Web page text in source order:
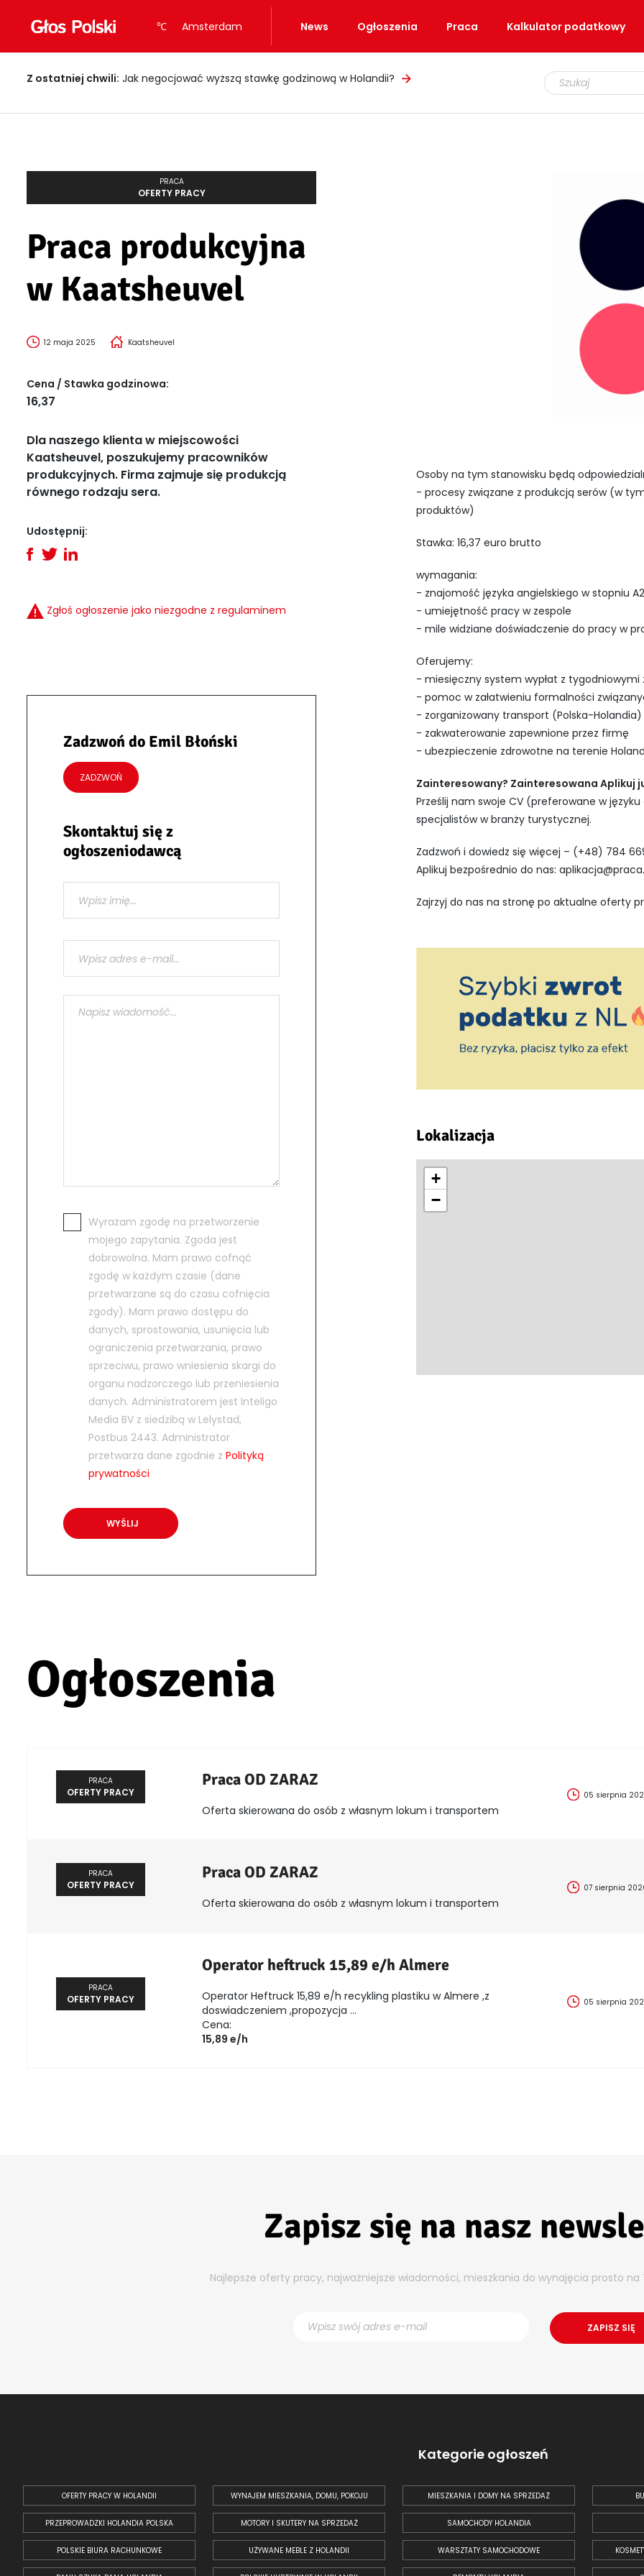
℃ Amsterdam News Ogłoszenia Praca Kalkulator podatkowy
Z ostatniej chwili: Jak negocjować wyższą stawkę godzinową w Holandii?
PRACA
OFERTY PRACY
Praca produkcyjna
w Kaatsheuvel
12 maja 2025 Kaatsheuvel
Cena / Stawka godzinowa:
16,37
Dla naszego klienta w miejscowości
Kaatsheuvel, poszukujemy pracowników
produkcyjnych. Firma zajmuje się produkcją
równego rodzaju sera.
Udostępnij:
Zgłoś ogłoszenie jako niezgodne z regulaminem
Zadzwoń do Emil Błoński
ZADZWOŃ
Skontaktuj się z
ogłoszeniodawcą
Wyrażam zgodę na przetworzenie
mojego zapytania. Zgoda jest
dobrowolna. Mam prawo cofnąć
zgodę w każdym czasie (dane
przetwarzane są do czasu cofnięcia
zgody). Mam prawo dostępu do
danych, sprostowania, usunięcia lub
ograniczenia przetwarzania, prawo
sprzeciwu, prawo wniesienia skargi do
organu nadzorczego lub przeniesienia
danych. Administratorem jest Inteligo
Media BV z siedzibą w Lelystad,
Postbus 2443. Administrator
przetwarza dane zgodnie z Polityką
prywatności
Osoby na tym stanowisku będą
- procesy związane z produkcją serów (w
produktów)
Stawka: 16,37 euro brutto
wymagania:
- znajomość języka angielskiego w stopniu
- umiejętność pracy w zespole
- mile widziane doświadczenie do pracy w
Oferujemy:
- miesięczny system wypłat z tygodniowymi
- pomoc w załatwieniu formalności
- zorganizowany transport (Polska-
- zakwaterowanie zapewnione przez firmę
- ubezpieczenie zdrowotne na terenie
Zainteresowany? Zainteresowana Aplikuj
Prześlij nam swoje CV (preferowane w
specjalistów w branży turystycznej.
Zadzwoń i dowiedz się więcej – (+48) 784
Aplikuj bezpośrednio do nas:
Zajrzyj do nas na stronę po aktualne oferty
Lokalizacja
+
−
Ogłoszenia
PRACA
OFERTY PRACY
Praca OD ZARAZ
Oferta skierowana do osób z własnym lokum i transportem
05 sierpnia
PRACA
OFERTY PRACY
Praca OD ZARAZ
Oferta skierowana do osób z własnym lokum i transportem
07 sierpnia
PRACA
OFERTY PRACY
Operator heftruck 15,89 e/h Almere
Operator Heftruck 15,89 e/h recykling plastiku w Almere ,z
doswiadczeniem ,propozycja ...
Cena:
15,89 e/h
05 sierpnia
Zapisz się na nasz
Najlepsze oferty pracy, najważniejsze wiadomości, mieszkania do wynajęcia prosto na
Kategorie ogłoszeń
OFERTY PRACY W HOLANDII WYNAJEM MIESZKANIA, DOMU, POKOJU MIESZKANIA I DOMY NA SPRZEDAŻ
PRZEPROWADZKI HOLANDIA POLSKA MOTORY I SKUTERY NA SPRZEDAŻ SAMOCHODY HOLANDIA
POLSKIE BIURA RACHUNKOWE UŻYWANE MEBLE Z HOLANDII WARSZTATY SAMOCHODOWE